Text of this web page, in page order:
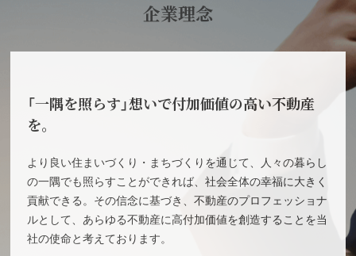
企業理念
「一隅を照らす」想いで付加価値の高い不動産
を。
より良い住まいづくり・まちづくりを通じて、人々の暮らし
の一隅でも照らすことができれば、社会全体の幸福に大きく
貢献できる。その信念に基づき、不動産のプロフェッショナ
ルとして、あらゆる不動産に高付加価値を創造することを当
社の使命と考えております。